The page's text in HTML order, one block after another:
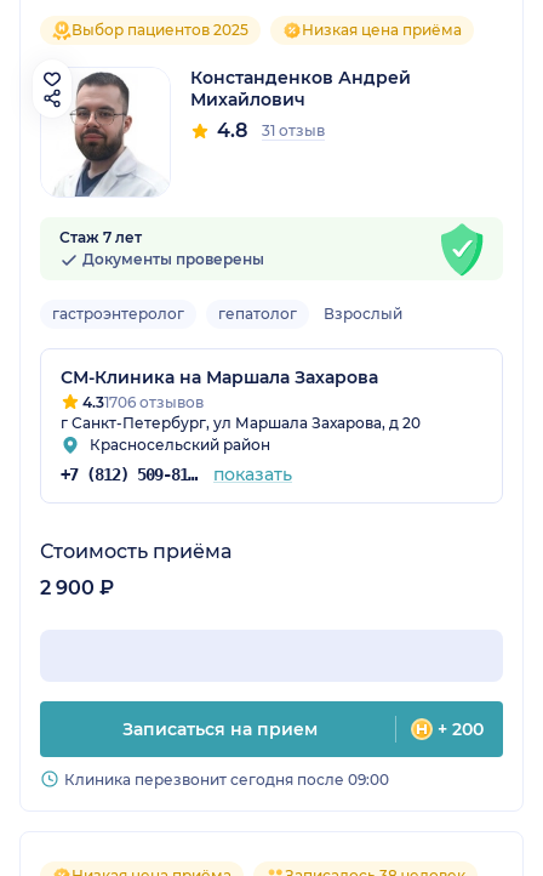
Выбор пациентов 2025 Низкая цена приёма
Констанденков Андрей
Михайлович
4.8 31 отзыв
Стаж 7 лет
Документы проверены
гастроэнтеролог гепатолог Взрослый
СМ-Клиника на Маршала Захарова
4.31706 отзывов
г Санкт-Петербург, ул Маршала Захарова, д 20
Красносельский район
+7 (812) 509-81-68 показать
Стоимость приёма
2 900 ₽
Записаться на прием + 200
Клиника перезвонит сегодня после 09:00